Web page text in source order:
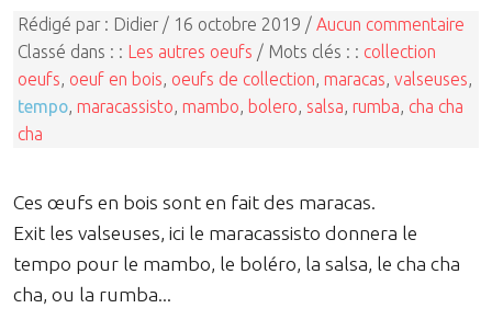
Rédigé par : Didier / 16 octobre 2019 / Aucun commentaire
Classé dans : : Les autres oeufs / Mots clés : : collection
oeufs oeuf en bois oeufs de collection maracas valseuses
tempo maracassisto mambo bolero salsa rumba cha cha
cha
Ces œufs en bois sont en fait des maracas.
Exit les valseuses, ici le maracassisto donnera le
tempo pour le mambo, le boléro, la salsa, le cha cha
cha, ou la rumba...